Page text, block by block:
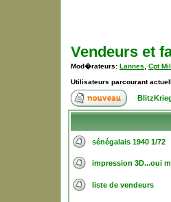
Vendeurs et
Mod�rateurs: Lannes Cpt
Utilisateurs parcourant
sénégalais 1940 1/72
impression 3D...oui
liste de vendeurs